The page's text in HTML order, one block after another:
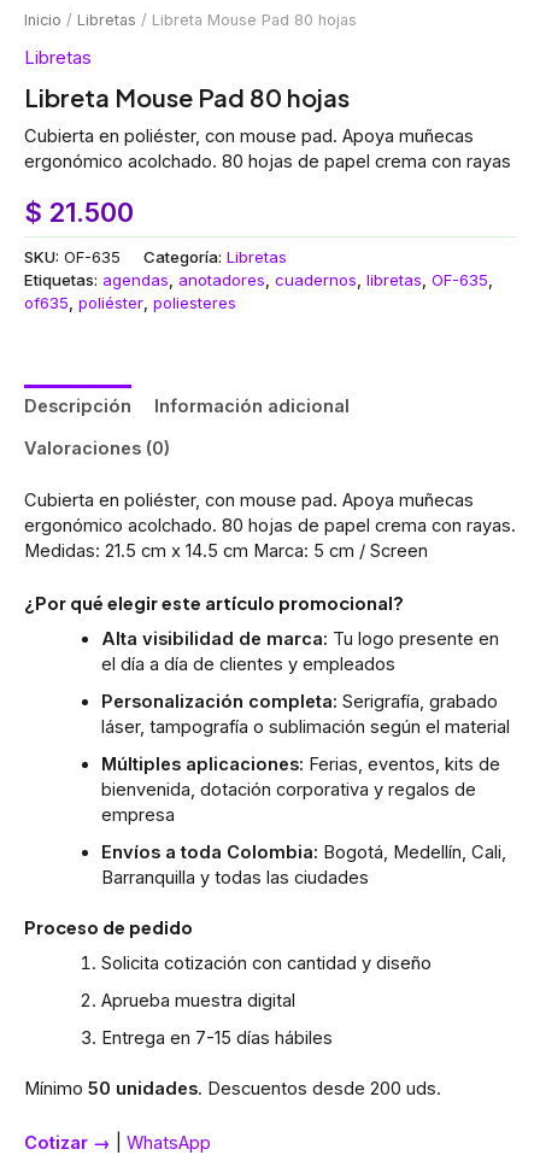
Inicio / Libretas / Libreta Mouse Pad 80 hojas
Libretas
Libreta Mouse Pad 80 hojas
Cubierta en poliéster, con mouse pad. Apoya muñecas
ergonómico acolchado. 80 hojas de papel crema con rayas
$ 21.500
SKU: OF-635 Categoría: Libretas
Etiquetas: agendas anotadores cuadernos libretas OF-635
of635 poliéster poliesteres
Descripción
Información adicional
Valoraciones (0)
Cubierta en poliéster, con mouse pad. Apoya muñecas
ergonómico acolchado. 80 hojas de papel crema con rayas.
Medidas: 21.5 cm x 14.5 cm Marca: 5 cm / Screen
¿Por qué elegir este artículo promocional?
Alta visibilidad de marca: Tu logo presente en
el día a día de clientes y empleados
Personalización completa: Serigrafía, grabado
láser, tampografía o sublimación según el material
Múltiples aplicaciones: Ferias, eventos, kits de
bienvenida, dotación corporativa y regalos de
empresa
Envíos a toda Colombia: Bogotá, Medellín, Cali,
Barranquilla y todas las ciudades
Proceso de pedido
Solicita cotización con cantidad y diseño
Aprueba muestra digital
Entrega en 7-15 días hábiles
Mínimo 50 unidades. Descuentos desde 200 uds.
Cotizar → WhatsApp